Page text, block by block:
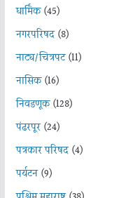
धार्मिक(45)
नगरपरिषद(8)
नाट्य/चित्रपट(11)
नासिक(16)
निवडणूक(128)
पंढरपूर(24)
पत्रकार परिषद(4)
पर्यटन(9)